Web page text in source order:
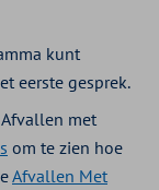
kunt
eerste gesprek.
met
om te zien hoe
Afvallen Met